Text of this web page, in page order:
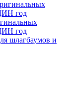
год
шлагбаумов и